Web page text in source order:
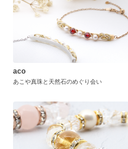
aco
あこや真珠と天然石のめぐり会い